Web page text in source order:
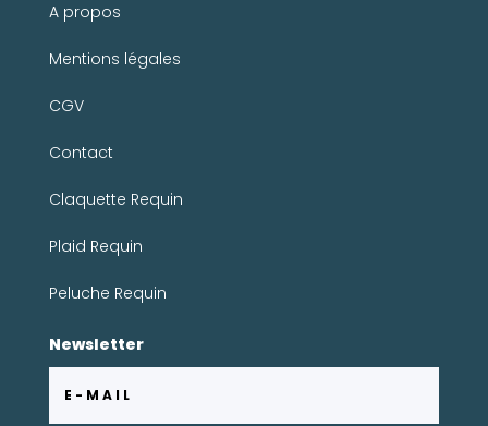
A propos
Mentions légales
CGV
Contact
Claquette Requin
Plaid Requin
Peluche Requin
Newsletter